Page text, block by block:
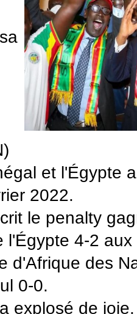
et l'Égypte
2022.
le penalty
l'Égypte 4-2
d'Afrique des
0-0.
explosé de